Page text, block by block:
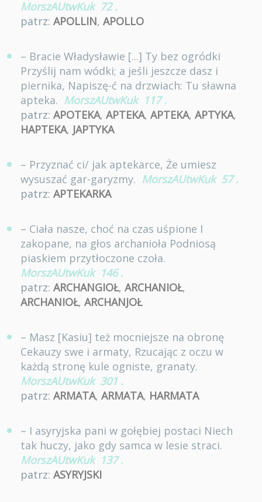
MorszAUtwKuk 72 .
patrz: APOLLIN, APOLLO
– Bracie Władysławie [...] Ty bez ogródki
Przyślij nam wódki; a jeśli jeszcze dasz i
piernika, Napiszę-ć na drzwiach: Tu sławna
apteka. MorszAUtwKuk 117 .
patrz: APOTEKA, APTEKA, APTEKA, APTYKA,
HAPTEKA, JAPTYKA
– Przyznać ci/ jak aptekarce, Że umiesz
wysuszać gar-garyzmy. MorszAUtwKuk 57 .
patrz: APTEKARKA
– Ciała nasze, choć na czas uśpione I
zakopane, na głos archanioła Podniosą
piaskiem przytłoczone czoła.
MorszAUtwKuk 146 .
patrz: ARCHANGIOŁ, ARCHANIOŁ,
ARCHANIOŁ, ARCHANJOŁ
– Masz [Kasiu] też mocniejsze na obronę
Cekauzy swe i armaty, Rzucając z oczu w
każdą stronę kule ogniste, granaty.
MorszAUtwKuk 301 .
patrz: ARMATA, ARMATA, HARMATA
– I asyryjska pani w gołębiej postaci Niech
tak huczy, jako gdy samca w lesie straci.
MorszAUtwKuk 137 .
patrz: ASYRYJSKI